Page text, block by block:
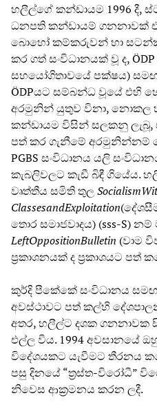
හලීල්ගේ කන්ඩායම 1996 දී,
ධනපති කන්ඩායම් ගනනාවක්
බොහෝ කම්කරුවන් හා
කර ගත් සංවිධානයක් වූ ද,
සහයෝගිතාවයේ පක්ෂය)
ÖDPයට සම්බන්ධ වූයේ එහි
අරමුනින් යුතුව විනා, නොකල
කන්ඩායම විසින් සලකනු ලැබූ,
පත් කර ගැනීමේ අරමුනින්නම්
PGBS සංවිධානය යලි
කැබලිවලට කැඩී බිඳී ගියේය.
වෘත්තීය සමිති තුලSocialism
ClassesandExploitation
තොර සමාජවාදය) (sss-S) නම්
LeftOppositionBulletin (වාම
ප්‍රකාශනයක් ද ප්‍රකාශයට පත්
කුර්දි පීකේකේ සංවිධානය
අවස්ථාවට පත් කල්හි
අතර, හලීල්ට දශක ගනනාවක
එල්ල විය. 1994 අවසානයේ
විදේශයකට යැවීමට තීරනය
පසු දිනයේ “ත්‍රස්ත-විරෝධී”
නිවෙස ආක්‍රමනය කරන ලදී.